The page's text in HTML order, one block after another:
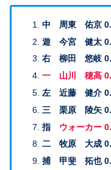
中 周東 佑京
遊 今宮 健太
右 柳田 悠岐
一 山川 穂高
左 近藤 健介
三 栗原 陵矢
指 ウォーカー
二 牧原 大成
捕 甲斐 拓也